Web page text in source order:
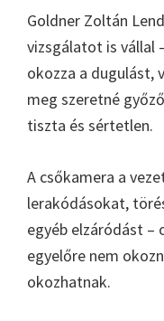
Goldner Zoltán
vizsgálatot is vállal
okozza a dugulást,
meg szeretné
tiszta és sértetlen.
A csőkamera a
lerakódásokat,
egyéb elzáródást –
egyelőre nem
okozhatnak.